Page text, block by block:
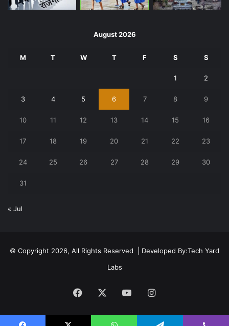
August 2026
M T W T F S S
1 2
3 4 5 6 7 8 9
10 11 12 13 14 15 16
17 18 19 20 21 22 23
24 25 26 27 28 29 30
31
« Jul
© Copyright 2026, All Rights Reserved | Developed By:Tech Yard
Labs
Facebook YouTubeInstagram